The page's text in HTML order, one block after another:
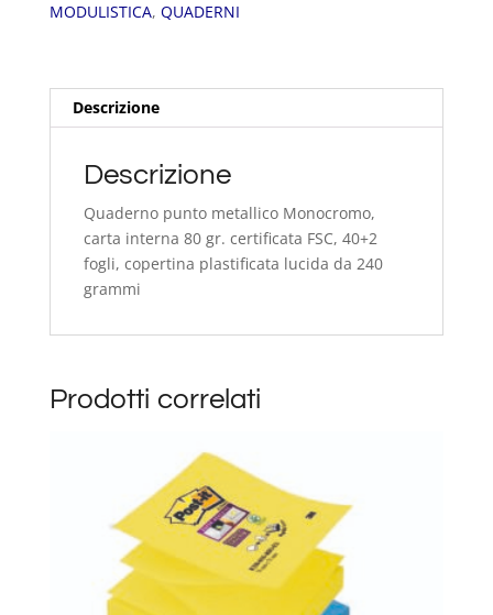
MODULISTICA, QUADERNI
Descrizione
Descrizione
Quaderno punto metallico Monocromo,
carta interna 80 gr. certificata FSC, 40+2
fogli, copertina plastificata lucida da 240
grammi
Prodotti correlati